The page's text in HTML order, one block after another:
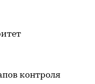
контроля